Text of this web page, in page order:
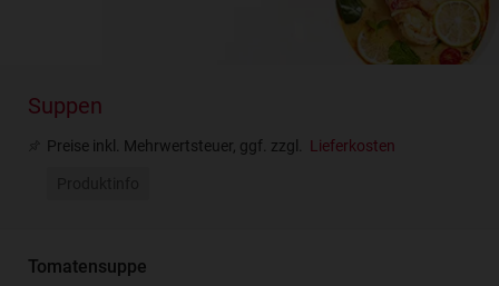
Suppen
Preise inkl. Mehrwertsteuer, ggf. zzgl. Lieferkosten
Tomatensuppe